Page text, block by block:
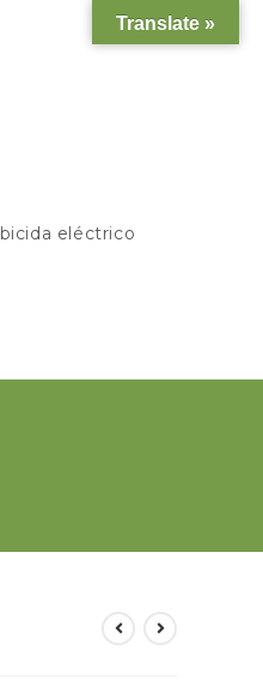
eléctrico
Translate »